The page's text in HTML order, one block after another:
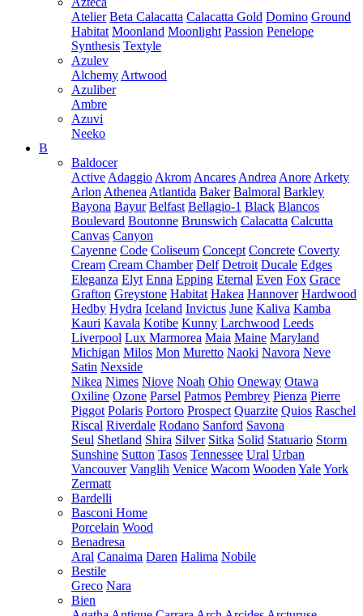
Atelier Beta Calacatta Calacatta Gold Domino Ground
Habitat Moonland Moonlight Passion Penelope
Synthesis Textyle
Azulev
Alchemy Artwood
Azuliber
Ambre
Azuvi
Neeko
B
Baldocer
Active Adaggio Akrom Ancares Andrea Anore Arkety
Arlon Athenea Atlantida Baker Balmoral Barkley
Bayona Bayur Belfast Bellagio-1 Black Blancos
Boulevard Boutonne Brunswich Calacatta Calcutta
Canvas Canyon
Cayenne Code Coliseum Concept Concrete Coverty
Cream Cream Chamber Delf Detroit Ducale Edges
Eleganza Elyt Enna Epping Eternal Even Fox Grace
Grafton Greystone Habitat Hakea Hannover Hardwood
Hedby Hydra Iceland Invictus June Kaliva Kamba
Kauri Kavala Kotibe Kunny Larchwood Leeds
Liverpool Lux Marmorea Maia Maine Maryland
Michigan Milos Mon Muretto Naoki Navora Neve
Satin Nexside
Nikea Nimes Niove Noah Ohio Oneway Otawa
Oxiline Ozone Parsel Patmos Pembrey Pienza Pierre
Piggot Polaris Portoro Prospect Quarzite Quios Raschel
Riscal Riverdale Rodano Sanford Savona
Seul Shetland Shira Silver Sitka Solid Statuario Storm
Sunshine Sutton Tasos Tennessee Ural Urban
Vancouver Vanglih Venice Wacom Wooden YaleYork
Zermatt
Bardelli
Basconi Home
Porcelain Wood
Benadresa
Aral Canaima Daren Halima Nobile
Bestile
Greco Nara
Bien